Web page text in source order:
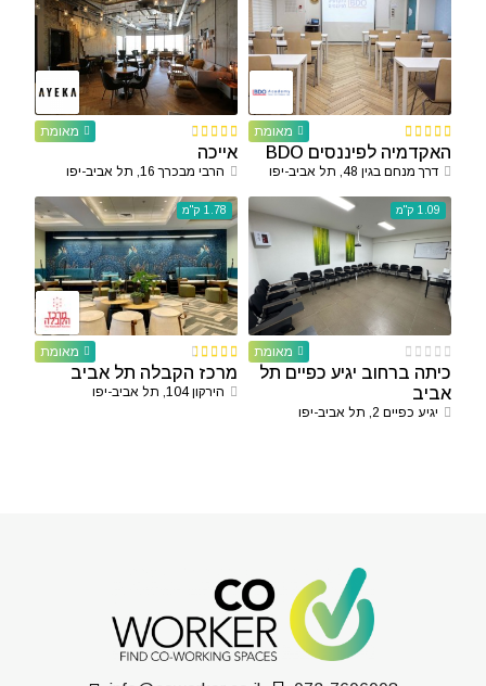
מאומת
האקדמיה לפיננסים BDO
דרך מנחם בגין 48, תל אביב-יפו
מאומת
אייכה
הרבי מבכרך 16, תל אביב-יפו
מאומת
1.09 ק"מ
כיתה ברחוב יגיע כפיים תל
אביב
יגיע כפיים 2, תל אביב-יפו
מאומת
1.78 ק"מ
מרכז הקבלה תל אביב
הירקון 104, תל אביב-יפו